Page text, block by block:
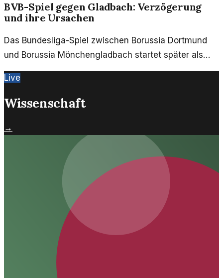
BVB-Spiel gegen Gladbach: Verzögerung
und ihre Ursachen
Das Bundesliga-Spiel zwischen Borussia Dortmund
und Borussia Mönchengladbach startet später als
geplant. Hier sind die Gründe für die Verzögerung
und was die Fans wissen sollten.
Live
Wissenschaft
→